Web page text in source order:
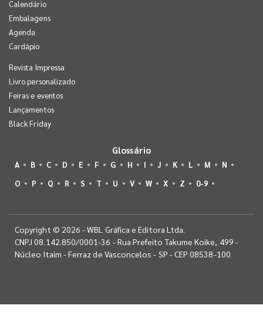
Calendário
Embalagens
Agenda
Cardápio
Revista Impressa
Livro personalizado
Feiras e eventos
Lançamentos
Black Friday
Glossário
A B C D E F G H I J K L M
N
O
P Q R S T U V W X Z 0-9
Copyright © 2026 - WBL Gráfica e Editora Ltda.
CNPJ 08.142.850/0001-36 - Rua Prefeito Takume Koike, 499 -
Núcleo Itaim - Ferraz de Vasconcelos - SP - CEP 08538-100